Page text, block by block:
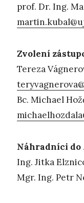
prof. Dr.
Zvolení
Tereza
Bc.
Náhradníci do
Ing. Jitka
Mgr. Ing. Petr